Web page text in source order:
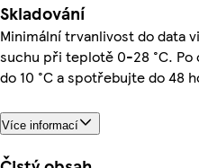
Skladování
Minimální trvanlivost do data
suchu při teplotě 0-28 °C.
do 10 °C a spotřebujte do 48
Více informací